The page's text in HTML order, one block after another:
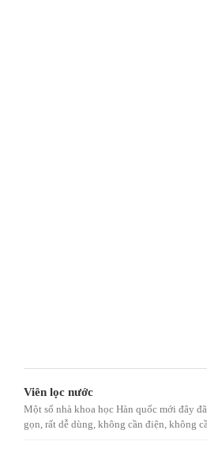
Viên lọc nước
Một số nhà khoa học Hàn quốc mới đây
gọn, rất dễ dùng, không cần điện, không